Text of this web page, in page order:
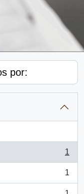
por:
1
1